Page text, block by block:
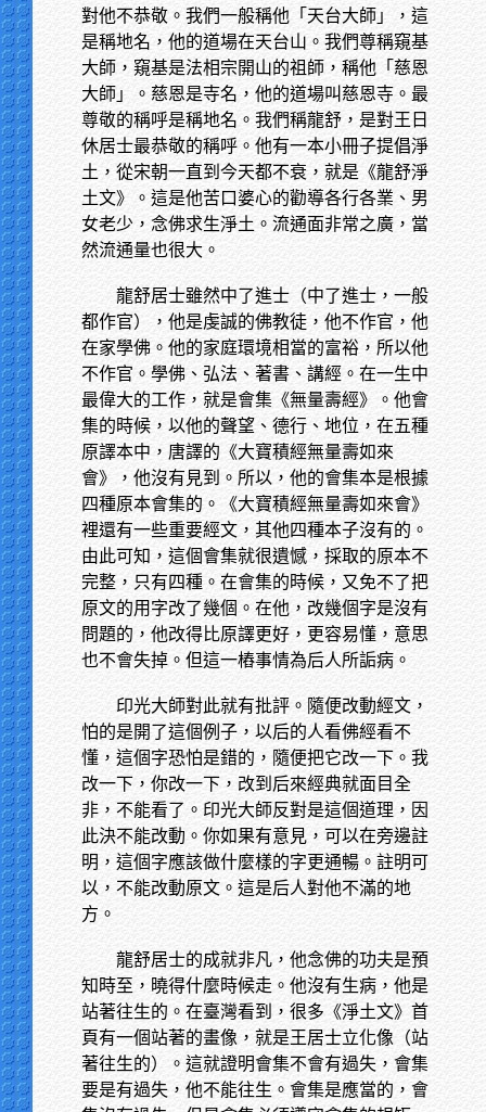
對他不恭敬。我們一般稱他「天台大師」，這
是稱地名，他的道場在天台山。我們尊稱窺基
大師，窺基是法相宗開山的祖師，稱他「慈恩
大師」。慈恩是寺名，他的道場叫慈恩寺。最
尊敬的稱呼是稱地名。我們稱龍舒，是對王日
休居士最恭敬的稱呼。他有一本小冊子提倡淨
土，從宋朝一直到今天都不衰，就是《龍舒淨
土文》。這是他苦口婆心的勸導各行各業、男
女老少，念佛求生淨土。流通面非常之廣，當
然流通量也很大。
龍舒居士雖然中了進士（中了進士，一般
都作官），他是虔誠的佛教徒，他不作官，他
在家學佛。他的家庭環境相當的富裕，所以他
不作官。學佛、弘法、著書、講經。在一生中
最偉大的工作，就是會集《無量壽經》。他會
集的時候，以他的聲望、德行、地位，在五種
原譯本中，唐譯的《大寶積經無量壽如來
會》，他沒有見到。所以，他的會集本是根據
四種原本會集的。《大寶積經無量壽如來會》
裡還有一些重要經文，其他四種本子沒有的。
由此可知，這個會集就很遺憾，採取的原本不
完整，只有四種。在會集的時候，又免不了把
原文的用字改了幾個。在他，改幾個字是沒有
問題的，他改得比原譯更好，更容易懂，意思
也不會失掉。但這一樁事情為后人所詬病。
印光大師對此就有批評。隨便改動經文，
怕的是開了這個例子，以后的人看佛經看不
懂，這個字恐怕是錯的，隨便把它改一下。我
改一下，你改一下，改到后來經典就面目全
非，不能看了。印光大師反對是這個道理，因
此決不能改動。你如果有意見，可以在旁邊註
明，這個字應該做什麼樣的字更通暢。註明可
以，不能改動原文。這是后人對他不滿的地
方。
龍舒居士的成就非凡，他念佛的功夫是預
知時至，曉得什麼時候走。他沒有生病，他是
站著往生的。在臺灣看到，很多《淨土文》首
頁有一個站著的畫像，就是王居士立化像（站
著往生的）。這就證明會集不會有過失，會集
要是有過失，他不能往生。會集是應當的，會